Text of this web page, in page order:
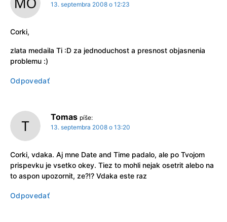
13. septembra 2008 o 12:23
Corki,
zlata medaila Ti :D za jednoduchost a presnost objasnenia
problemu :)
Odpovedať
Tomas píše:
13. septembra 2008 o 13:20
Corki, vdaka. Aj mne Date and Time padalo, ale po Tvojom
prispevku je vsetko okey. Tiez to mohli nejak osetrit alebo na
to aspon upozornit, ze?!? Vdaka este raz
Odpovedať